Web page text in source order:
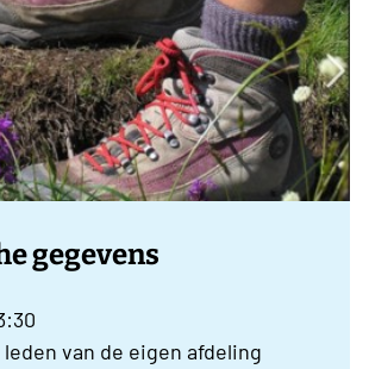
gegevens
van de eigen afdeling